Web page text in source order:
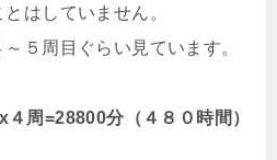
はしていません。
５周目ぐらい見ています。
周=28800分（４８０時間）